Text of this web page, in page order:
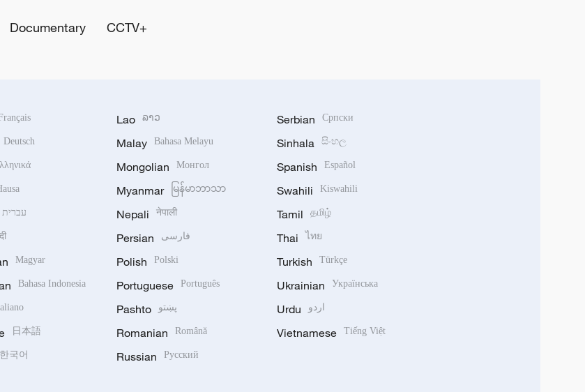
Documentary CCTV+
Deutsch
עברית
Magyar
Bahasa Indonesia
日本語
한국어
Lao ລາວ
Malay Bahasa Melayu
Mongolian Монгол
Myanmar မြန်မာဘာသာ
Nepali नेपाली
Persian فارسی
Polish Polski
Portuguese Português
Pashto پښتو
Romanian Română
Russian Русский
Serbian Српски
Sinhala සිංහල
Spanish Español
Swahili Kiswahili
Tamil தமிழ்
Thai ไทย
Turkish Türkçe
Ukrainian Українська
Urdu اردو
Vietnamese Tiếng Việt